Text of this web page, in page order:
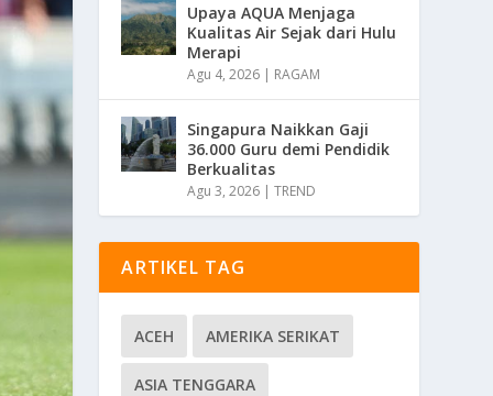
Upaya AQUA Menjaga
Kualitas Air Sejak dari Hulu
Merapi
Agu 4, 2026 | RAGAM
Singapura Naikkan Gaji
36.000 Guru demi Pendidik
Berkualitas
Agu 3, 2026 |TREND
ARTIKEL TAG
ACEH AMERIKA SERIKAT
ASIA TENGGARA